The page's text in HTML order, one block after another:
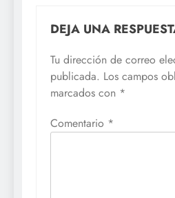
DEJA UNA
Tu dirección de correo
publicada. Los campos
marcados con *
Comentario *